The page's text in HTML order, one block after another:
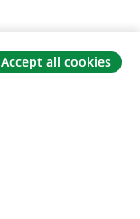
Accept all cookies